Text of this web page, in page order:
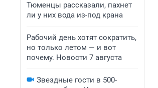
Тюменцы рассказали, пахнет
ли у них вода из-под крана
Рабочий день хотят сократить,
но только летом — и вот
почему. Новости 7 августа
Звездные гости в 500-